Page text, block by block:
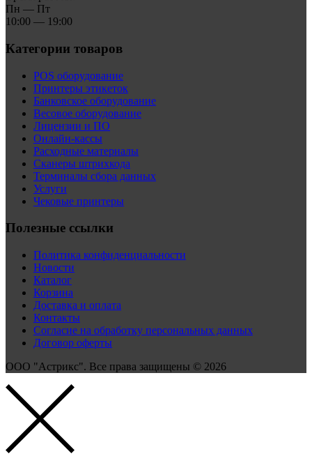
Пн — Пт
10:00 — 19:00
Категории товаров
POS оборудование
Принтеры этикеток
Банковское оборудование
Весовое оборудование
Лицензии и ПО
Онлайн-кассы
Расходные материалы
Сканеры штрихкода
Терминалы сбора данных
Услуги
Чековые принтеры
Полезные ссылки
Политика конфиденциальности
Новости
Каталог
Корзина
Доставка и оплата
Контакты
Согласие на обработку персональных данных
Договор оферты
ООО "Астрикс". Все права защищены © 2026